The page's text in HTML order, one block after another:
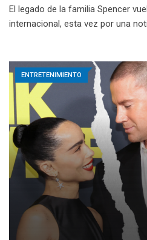
El legado de la familia Spencer
internacional, esta vez por una
ENTRETENIMIENTO